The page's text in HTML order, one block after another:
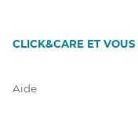
CLICK&CARE ET VOUS
Aide